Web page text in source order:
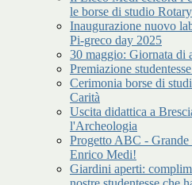
le borse di studio Rotary
Inaugurazione nuovo
Pi-greco day 2025
30 maggio: Giornata di
Premiazione
Cerimonia borse di
Carità
Uscita didattica a
l'Archeologia
Progetto ABC - Grande
Enrico Medi!
Giardini aperti: